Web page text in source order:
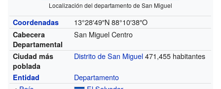
Localización del departamento de San Miguel
Coordenadas 13°28′49″N 88°10′38″O
Cabecera
Departamental
San Miguel Centro
Ciudad más
poblada
Distrito de San Miguel471,455 habitantes
Entidad
Departamento